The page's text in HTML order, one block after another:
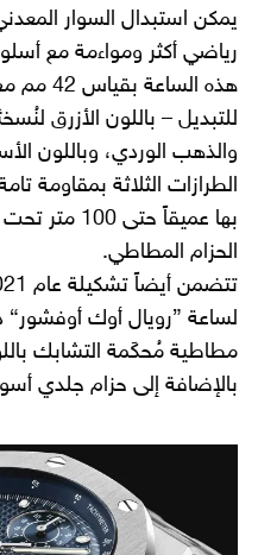
يمكن استبدال السوار
رياضي أكثر ومواءمة مع
هذه
للتبديل – باللون الأزرق
والذهب الوردي، وباللون
الطرازات الثلاثة بمقاومة
بها عميقاً
الحزام المطاطي.
مطاطية مُحكَمة التشابك
بالإضافة إلى حزام جلدي